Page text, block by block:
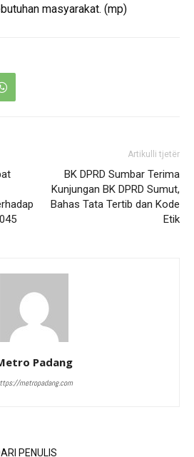
masyarakat. (mp)
Artikulli tjetër
BK DPRD Sumbar Terima
Kunjungan BK DPRD Sumut,
Bahas Tata Tertib dan Kode
Etik
Padang
metropadang.com
PENULIS